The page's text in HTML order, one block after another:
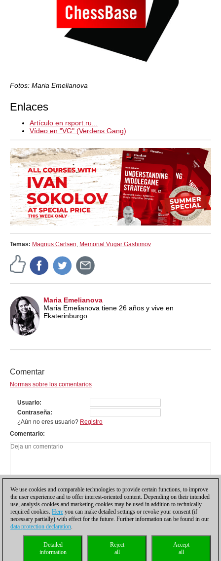
Fotos: Maria Emelianova
Enlaces
Artículo en rsport.ru...
Vídeo en "VG" (Verdens Gang)
Temas: Magnus Carlsen, Memorial Vugar Gashimov
Maria Emelianova
Maria Emelianova tiene 26 años y vive en
Ekaterinburgo.
Comentar
Normas sobre los comentarios
Usuario
Contraseña
¿Aún no eres usuario? Registro
Comentario
Política de privacidad |Para contactar Cookies Management
Licencias
Compliance Hotline
We use cookies and comparable technologies to provide certain functions, to improve
the user experience and to offer interest-oriented content. Depending on their intended
use, analysis cookies and marketing cookies may be used in addition to technically
required cookies. Here you can make detailed settings or revoke your consent (if
necessary partially) with effect for the future. Further information can be found in our
data protection declaration.
Accept
all
Reject
all
Detailed
information